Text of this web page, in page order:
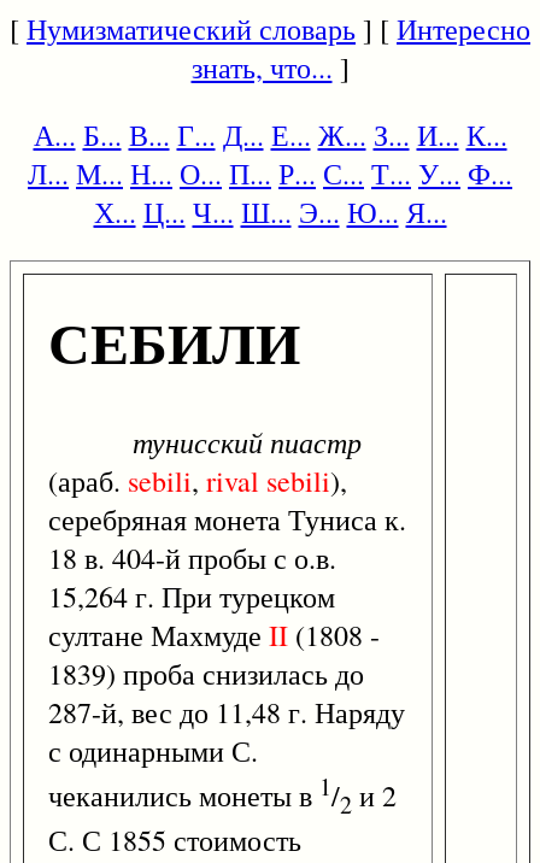
[Нумизматический словарь] [Интересно
знать, что... ]
А... Б... В... Г... Д... Е... Ж... З... И... К...
Л... М... Н... О... П... Р... С... Т... У... Ф...
Х... Ц... Ч... Ш... Э... Ю... Я...
СЕБИЛИ
тунисский пиастр
(араб. sebili, rival sebili),
серебряная монета Туниса к.
18 в. 404-й пробы с о.в.
15,264 г. При турецком
султане Махмуде II (1808 -
1839) проба снизилась до
287-й, вес до 11,48 г. Наряду
с одинарными С.
чеканились монеты в 1/2 и 2
С. С 1855 стоимость